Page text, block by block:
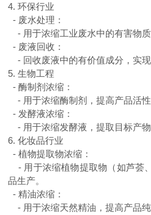
4.环保行业
- 废水处理：
- 用于浓缩工业废水中的有害物
- 废液回收：
- 回收废液中的有价值成分，实现
5.生物工程
-酶制剂浓缩：
- 用于浓缩酶制剂，提高产品活性
- 发酵液浓缩：
- 用于浓缩发酵液，提取目标产
6.化妆品行业
-植物提取物浓缩：
- 用于浓缩植物提取物（如芦荟
品生产。
-精油浓缩：
- 用于浓缩天然精油，提高产品纯